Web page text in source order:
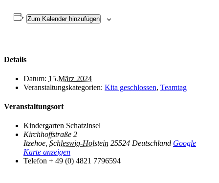
Zum Kalender hinzufügen
Details
Datum: 15.März 2024
Veranstaltungskategorien: Kita geschlossen, Teamtag
Veranstaltungsort
Kindergarten Schatzinsel
Kirchhoffstraße 2
Itzehoe, Schleswig-Holstein 25524 Deutschland Google
Karte anzeigen
Telefon + 49 (0) 4821 7796594